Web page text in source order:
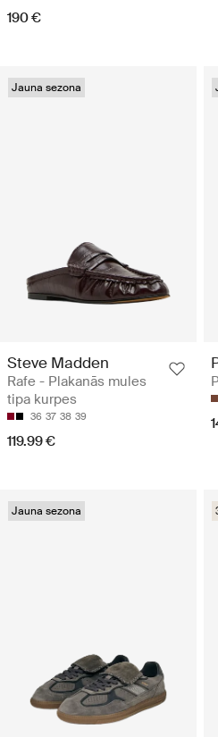
190 €
Jauna sezona
Steve Madden
Rafe - Plakanās mules
tipa kurpes
36 37 38 39
119.99 €
Jauna sezona